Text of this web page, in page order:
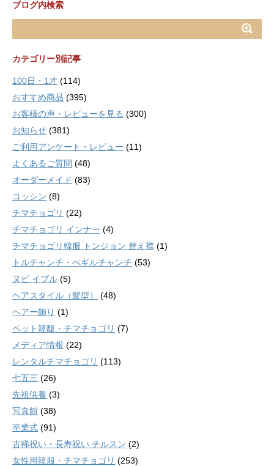
ブログ内検索
カテゴリー別記事
100日・1才 (114)
おすすめ商品 (395)
お客様の声・レビューを見る (300)
お知らせ (381)
ご利用アンケート・レビュー (11)
よくあるご質問 (48)
オーダーメイド (83)
コッシン (8)
チマチョゴリ (22)
チマチョゴリ インナー (4)
チマチョゴリ韓服 トンジョン 替え襟 (1)
トルチャンチ・ぺギルチャンチ (53)
ヌビ イブル (5)
ヘアスタイル（髪型）
(48)
ヘアー飾り (1)
ペット韓馥・チマチョゴリ (7)
メディア情報 (22)
レンタルチマチョゴリ (113)
七五三 (26)
先祖供養 (3)
写真館 (38)
卒業式 (91)
古稀祝い・長寿祝い チルスン (2)
女性用韓服・チマチョゴリ (253)